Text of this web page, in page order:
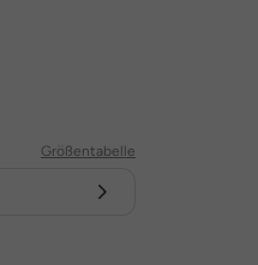
Größentabelle